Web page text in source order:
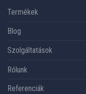
Termékek
Blog
Szolgáltatások
Rólunk
Referenciák